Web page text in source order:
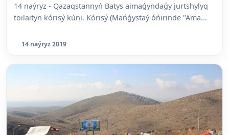
14 naýryz - Qazaqstannyń Batys aimaǵyndaǵy jurtshylyq
toilaityn kórisý kúni. Kórisý (Mańǵystaý óńirinde "Ama...
14 naýryz 2019